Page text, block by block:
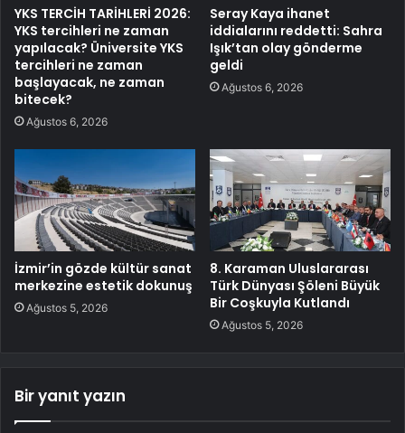
YKS TERCİH TARİHLERİ 2026:
YKS tercihleri ne zaman
yapılacak? Üniversite YKS
tercihleri ne zaman
başlayacak, ne zaman
bitecek?
Ağustos 6, 2026
Seray Kaya ihanet
iddialarını reddetti: Sahra
Işık’tan olay gönderme
geldi
Ağustos 6, 2026
İzmir’in gözde kültür sanat
merkezine estetik dokunuş
Ağustos 5, 2026
8. Karaman Uluslararası
Türk Dünyası Şöleni Büyük
Bir Coşkuyla Kutlandı
Ağustos 5, 2026
Bir yanıt yazın